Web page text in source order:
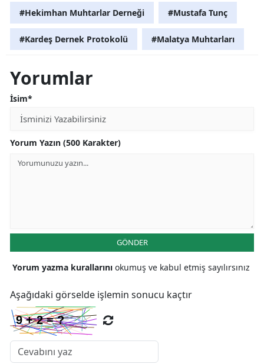
#Hekimhan Muhtarlar Derneği #Mustafa Tunç
#Kardeş Dernek Protokolü #Malatya Muhtarları
Yorumlar
İsim*
Yorum Yazın (500 Karakter)
GÖNDER
Yorum yazma kurallarını okumuş ve kabul etmiş sayılırsınız
Aşağıdaki görselde işlemin sonucu kaçtır